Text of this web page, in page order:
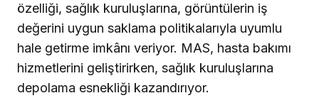
özelliği, sağlık kuruluşlarına, görüntülerin iş
değerini uygun saklama politikalarıyla uyumlu
hale getirme imkânı veriyor. MAS, hasta bakımı
hizmetlerini geliştirirken, sağlık kuruluşlarına
depolama esnekliği kazandırıyor.